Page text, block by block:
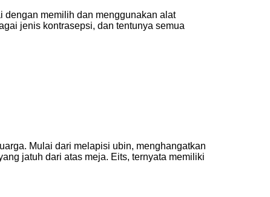
dengan memilih dan menggunakan alat
jenis kontrasepsi, dan tentunya semua
Mulai dari melapisi ubin, menghangatkan
jatuh dari atas meja. Eits, ternyata memiliki